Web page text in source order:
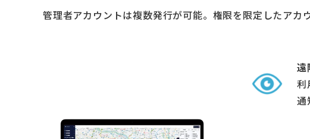
管理者アカウントは複数発行が可能。権限を限定したアカ
遠
利
通